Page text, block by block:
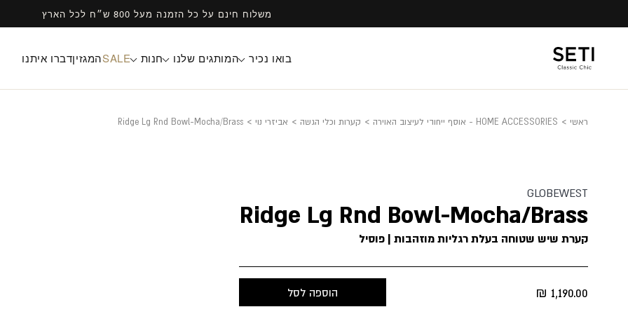
content
משלוח חינם על כל הזמנה מעל 800 ש״ח לכל הארץ
בואו נכיר המותגים שלנו חנות SALEהמגזיןדברו איתנו
ראשי > HOME ACCESSORIES - אוסף ייחודי לעיצוב האוירה > קערות וכלי הגשה > אביזרי נוי >
Ridge Lg Rnd Bowl-Mocha/Brass
GLOBEWEST
Ridge Lg Rnd Bowl-Mocha/Brass
קערת שיש שטוחה בעלת רגליות מוזהבות | פוסיל
הוספה לסל 1,190.00
₪